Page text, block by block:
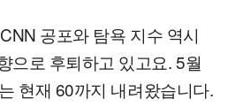
공포와 탐욕 지수 역시
으로 후퇴하고 있고요. 5월
현재 60까지 내려왔습니다.